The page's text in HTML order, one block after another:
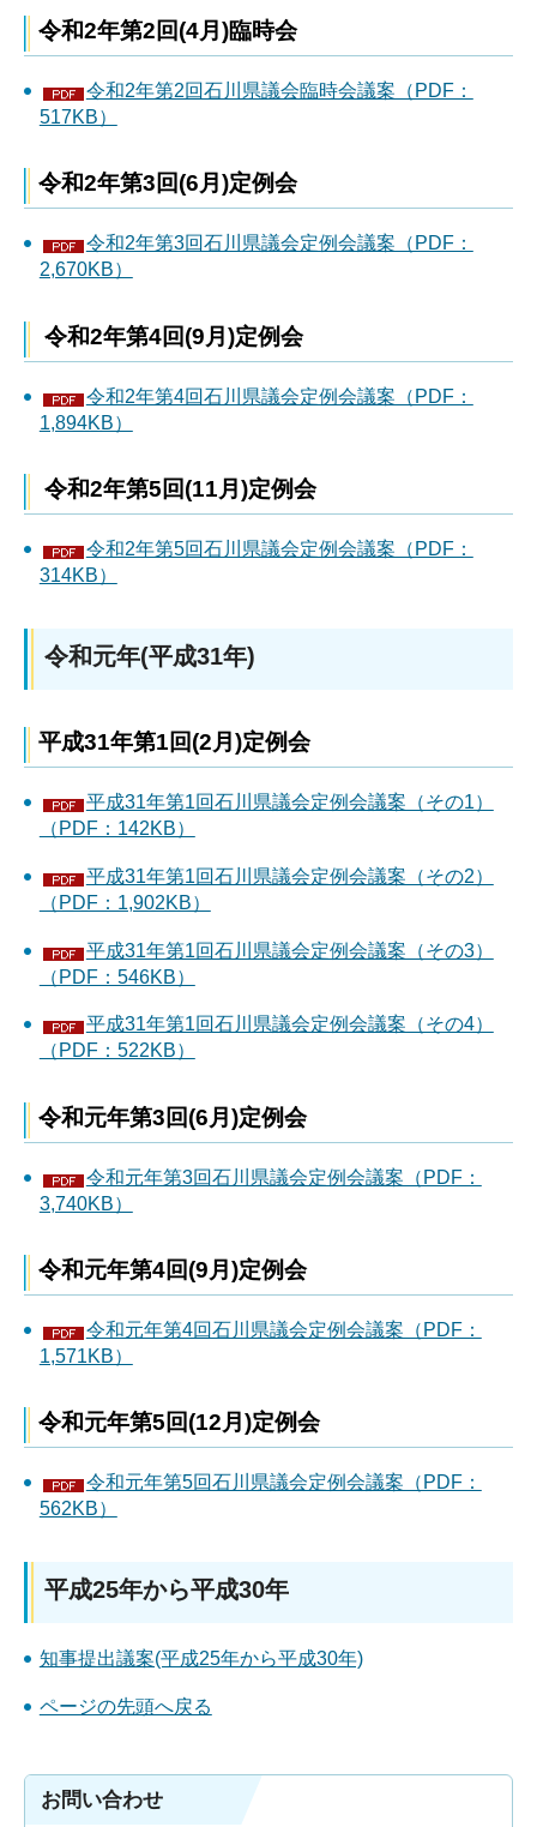
令和2年第2回(4月)臨時会
令和2年第2回石川県議会臨時会議案（PDF：
517KB）
令和2年第3回(6月)定例会
令和2年第3回石川県議会定例会議案（PDF：
2,670KB）
令和2年第4回(9月)定例会
令和2年第4回石川県議会定例会議案（PDF：
1,894KB）
令和2年第5回(11月)定例会
令和2年第5回石川県議会定例会議案（PDF：
314KB）
令和元年(平成31年)
平成31年第1回(2月)定例会
平成31年第1回石川県議会定例会議案（その1）
（PDF：142KB）
平成31年第1回石川県議会定例会議案（その2）
（PDF：1,902KB）
平成31年第1回石川県議会定例会議案（その3）
（PDF：546KB）
平成31年第1回石川県議会定例会議案（その4）
（PDF：522KB）
令和元年第3回(6月)定例会
令和元年第3回石川県議会定例会議案（PDF：
3,740KB）
令和元年第4回(9月)定例会
令和元年第4回石川県議会定例会議案（PDF：
1,571KB）
令和元年第5回(12月)定例会
令和元年第5回石川県議会定例会議案（PDF：
562KB）
平成25年から平成30年
知事提出議案(平成25年から平成30年)
ページの先頭へ戻る
お問い合わせ